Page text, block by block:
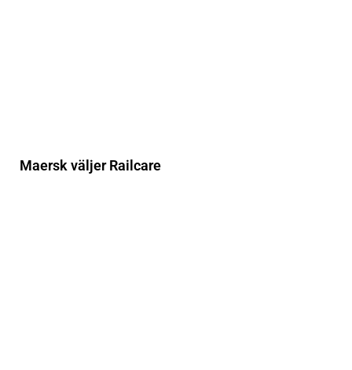
Maersk väljer Railcare